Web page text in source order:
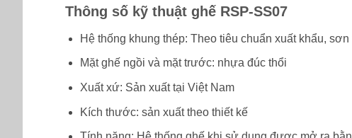
Thông số kỹ thuật ghế RSP-SS07
Hệ thống khung thép: Theo tiêu chuẩn xuất khẩu,
Mặt ghế ngồi và mặt trước: nhựa đúc thổi
Xuất xứ: Sản xuất tại Việt Nam
Kích thước: sản xuất theo thiết kế